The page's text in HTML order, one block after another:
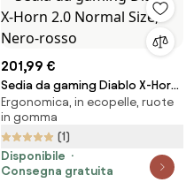
201,99 €
Sedia da gaming Diablo X-Horn
2.0 Normal Size, Nero-rosso
Ergonomica, in ecopelle, ruote
in gomma
(1)
Disponibile
Consegna gratuita